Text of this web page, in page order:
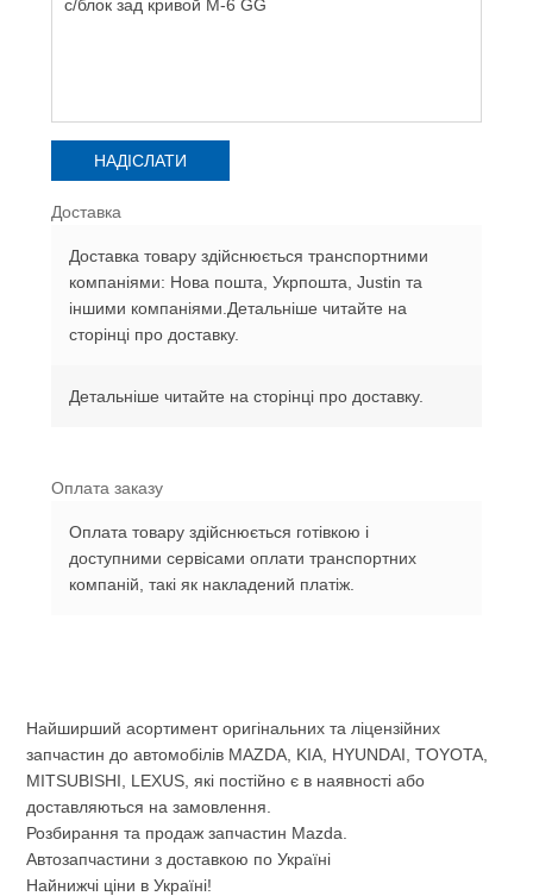
Доставка
Доставка товару здійснюється транспортними
компаніями: Нова пошта, Укрпошта, Justin та
іншими компаніями.Детальніше читайте на
сторінці про доставку.
Детальніше читайте на сторінці про доставку.
Оплата заказу
Оплата товару здійснюється готівкою і
доступними сервісами оплати транспортних
компаній, такі як накладений платіж.
Найширший асортимент оригінальних та ліцензійних
запчастин до автомобілів MAZDA, KIA, HYUNDAI, TOYOTA,
MITSUBISHI, LEXUS, які постійно є в наявності або
доставляються на замовлення.
Розбирання та продаж запчастин Mazda.
Автозапчастини з доставкою по Україні
Найнижчі ціни в Україні!